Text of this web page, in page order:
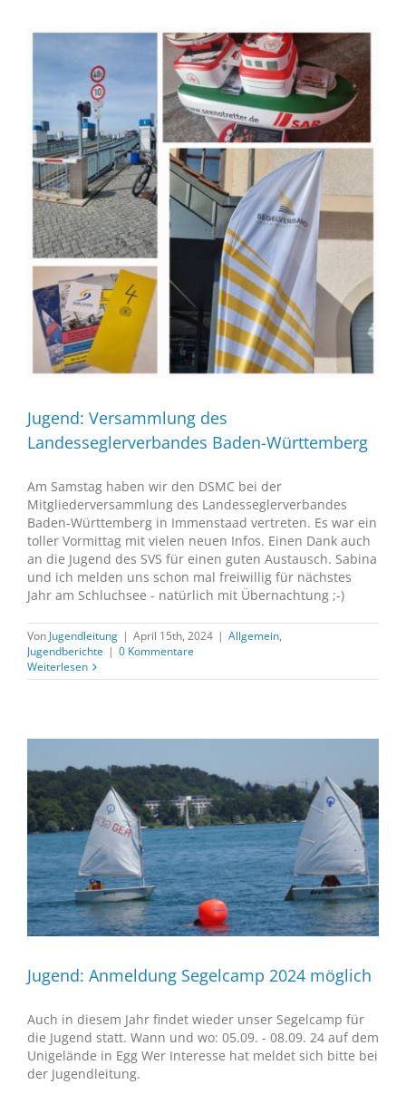
Jugend: Versammlung des
Landesseglerverbandes Baden-Württemberg
Am Samstag haben wir den DSMC bei der
Mitgliederversammlung des Landesseglerverbandes
Baden-Württemberg in Immenstaad vertreten. Es war ein
toller Vormittag mit vielen neuen Infos. Einen Dank auch
an die Jugend des SVS für einen guten Austausch. Sabina
und ich melden uns schon mal freiwillig für nächstes
Jahr am Schluchsee - natürlich mit Übernachtung ;-)
Von Jugendleitung | April 15th, 2024 | Allgemein,
Jugendberichte | 0 Kommentare
Weiterlesen
Jugend: Anmeldung Segelcamp 2024 möglich
Auch in diesem Jahr findet wieder unser Segelcamp für
die Jugend statt. Wann und wo: 05.09. - 08.09. 24 auf dem
Unigelände in Egg Wer Interesse hat meldet sich bitte bei
der Jugendleitung.